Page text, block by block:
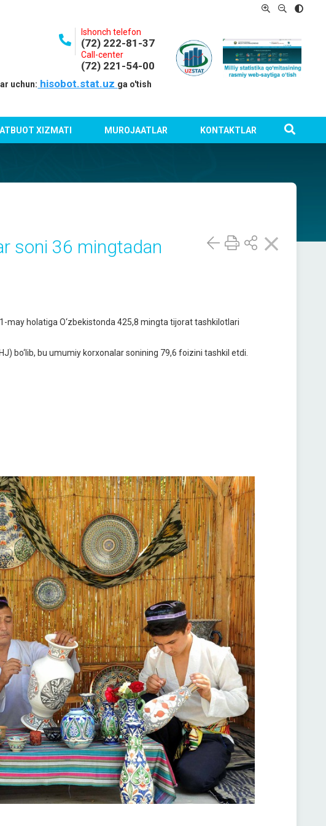
Ishonch telefon
(72) 222-81-37
Call-center
(72) 221-54-00
uchun: hisobot.stat.uz ga o'tish
XIZMATI MUROJAATLAR KONTAKTLAR
soni 36 mingtadan
may holatiga O‘zbekistonda 425,8 mingta tijorat tashkilotlari
bo‘lib, bu umumiy korxonalar sonining 79,6 foizini tashkil etdi.